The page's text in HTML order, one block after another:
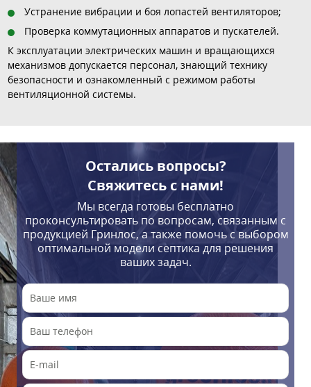
Устранение вибрации и боя лопастей вентиляторов;
Проверка коммутационных аппаратов и пускателей.
К эксплуатации электрических машин и вращающихся
механизмов допускается персонал, знающий технику
безопасности и ознакомленный с режимом работы
вентиляционной системы.
Остались вопросы?
Свяжитесь с нами!
Мы всегда готовы бесплатно
проконсультировать по вопросам, связанным с
продукцией Гринлос, а также помочь с выбором
оптимальной модели септика для решения
ваших задач.